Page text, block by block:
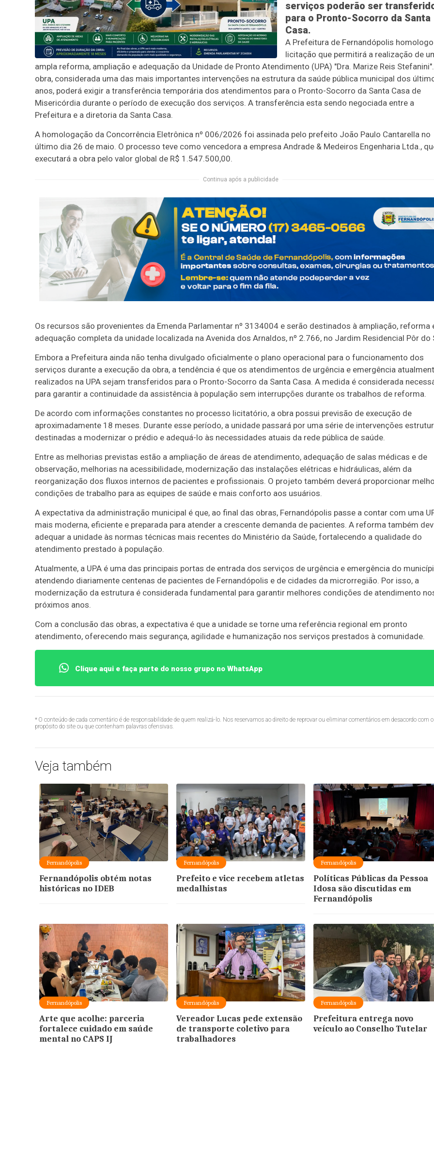
serviços poderão ser
para o Pronto-Socorro da Santa
Casa.
A Prefeitura de Fernandópolis
licitação que permitirá a realização de
ampla reforma, ampliação e adequação da Unidade de Pronto Atendimento (UPA) "Dra. Marize Reis
obra, considerada uma das mais importantes intervenções na estrutura da saúde pública municipal dos
anos, poderá exigir a transferência temporária dos atendimentos para o Pronto-Socorro da Santa Casa de
Misericórdia durante o período de execução dos serviços. A transferência esta sendo negociada entre a
Prefeitura e a diretoria da Santa Casa.
A homologação da Concorrência Eletrônica nº 006/2026 foi assinada pelo prefeito João Paulo Cantarella no
último dia 26 de maio. O processo teve como vencedora a empresa Andrade & Medeiros Engenharia Ltda.,
executará a obra pelo valor global de R$ 1.547.500,00.
Continua após a publicidade
Os recursos são provenientes da Emenda Parlamentar nº 3134004 e serão destinados à ampliação, reforma
adequação completa da unidade localizada na Avenida dos Arnaldos, nº 2.766, no Jardim Residencial Pôr do
Embora a Prefeitura ainda não tenha divulgado oficialmente o plano operacional para o funcionamento dos
serviços durante a execução da obra, a tendência é que os atendimentos de urgência e emergência
realizados na UPA sejam transferidos para o Pronto-Socorro da Santa Casa. A medida é considerada
para garantir a continuidade da assistência à população sem interrupções durante os trabalhos de reforma.
De acordo com informações constantes no processo licitatório, a obra possui previsão de execução de
aproximadamente 18 meses. Durante esse período, a unidade passará por uma série de intervenções
destinadas a modernizar o prédio e adequá-lo às necessidades atuais da rede pública de saúde.
Entre as melhorias previstas estão a ampliação de áreas de atendimento, adequação de salas médicas e de
observação, melhorias na acessibilidade, modernização das instalações elétricas e hidráulicas, além da
reorganização dos fluxos internos de pacientes e profissionais. O projeto também deverá proporcionar
condições de trabalho para as equipes de saúde e mais conforto aos usuários.
A expectativa da administração municipal é que, ao final das obras, Fernandópolis passe a contar com uma
mais moderna, eficiente e preparada para atender a crescente demanda de pacientes. A reforma também
adequar a unidade às normas técnicas mais recentes do Ministério da Saúde, fortalecendo a qualidade do
atendimento prestado à população.
Atualmente, a UPA é uma das principais portas de entrada dos serviços de urgência e emergência do
atendendo diariamente centenas de pacientes de Fernandópolis e de cidades da microrregião. Por isso, a
modernização da estrutura é considerada fundamental para garantir melhores condições de atendimento
próximos anos.
Com a conclusão das obras, a expectativa é que a unidade se torne uma referência regional em pronto
atendimento, oferecendo mais segurança, agilidade e humanização nos serviços prestados à comunidade.
Clique aqui e faça parte do nosso grupo no WhatsApp
* O conteúdo de cada comentário é de responsabilidade de quem realizá-lo. Nos reservamos ao direito de reprovar ou eliminar comentários em desacordo com o
propósito do site ou que contenham palavras ofensivas.
Veja também
Fernandópolis
Fernandópolis obtém notas
históricas no IDEB
Fernandópolis
Prefeito e vice recebem atletas
medalhistas
Fernandópolis
Políticas Públicas da Pessoa
Idosa são discutidas em
Fernandópolis
Fernandópolis
Arte que acolhe: parceria
fortalece cuidado em saúde
mental no CAPS IJ
Fernandópolis
Vereador Lucas pede extensão
de transporte coletivo para
trabalhadores
Fernandópolis
Prefeitura entrega novo
veículo ao Conselho Tutelar